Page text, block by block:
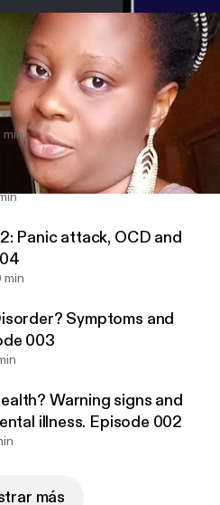
Symptoms and treatments. Episode
Emotional intelligence
min
Mechanism. Episode 005
Panic attack, OCD and
min
Symptoms and
003
Warning signs and
illness. Episode 002
más